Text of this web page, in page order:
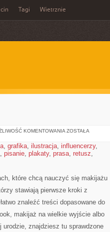
Tagi Wietrznie
KOMENTOWANIA RECENZJE
ZOSTAŁA
, grafika, ilustracja, influencerzy,
, pisanie, plakaty, prasa, retusz,
które chcą nauczyć się makijażu
stawiają pierwsze kroki z
znaleźć treści dopasowane do
makijaż na wielkie wyjście albo
urodzie, znajdziesz tu sprawdzone